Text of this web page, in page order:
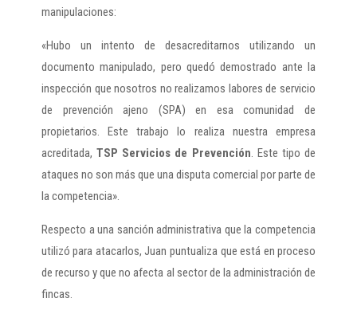
manipulaciones:
«Hubo un intento de desacreditarnos utilizando un
documento manipulado, pero quedó demostrado ante la
inspección que nosotros no realizamos labores de servicio
de prevención ajeno (SPA) en esa comunidad de
propietarios. Este trabajo lo realiza nuestra empresa
acreditada,TSP Servicios de Prevención. Este tipo de
ataques no son más que una disputa comercial por parte de
la competencia».
Respecto a una sanción administrativa que la competencia
utilizó para atacarlos, Juan puntualiza que está en proceso
de recurso y que no afecta al sector de la administración de
fincas.